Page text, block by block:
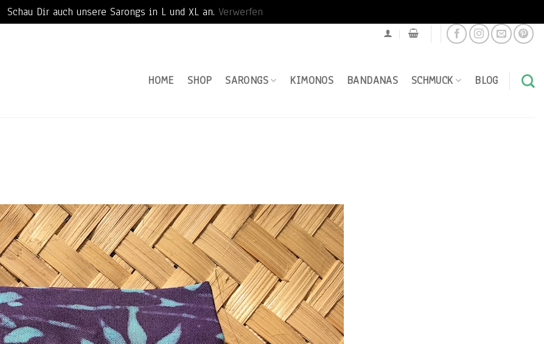
Schau Dir auch unsere Sarongs in L und XL an. Verwerfen
HOME
SHOP SARONGS KIMONOS BANDANAS SCHMUCK BLOG